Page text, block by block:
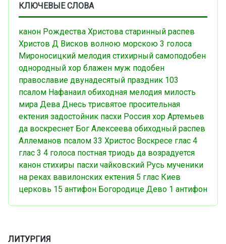
КЛЮЧЕВЫЕ СЛОВА
канон Рождества Христова старинный распев
Христов Д Висков волною морскою 3 голоса
Мироносицкий мелодия стихирный самоподобен
однородный хор блажен муж подобен
православие двунадесятый праздник 103
псалом Нафанаил обиходная мелодия милость
мира Дева Днесь трисвятое просительная
ектения задостойник пасхи Россия хор Артемьев
да воскреснет Бог Алексеева обиходный распев
Аллеманов псалом 33 Христос Воскресе глас 4
глас 3 4 голоса постная триодь да возрадуется
канон стихиры пасхи чайковский Русь мученики
на реках вавилонских ектения 5 глас Киев
церковь 15 антифон Богородице Дево 1 антифон
ЛИТУРГИЯ